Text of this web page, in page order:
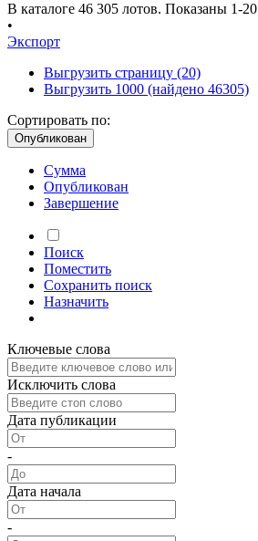
В каталоге 46 305 лотов. Показаны 1-20
•
Экспорт
Выгрузить страницу (20)
Выгрузить 1000 (найдено 46305)
Сортировать по:
Опубликован
Сумма
Опубликован
Завершение
Поиск
Поместить
Сохранить поиск
Назначить
Ключевые слова
Исключить слова
Дата публикации
-
Дата начала
-